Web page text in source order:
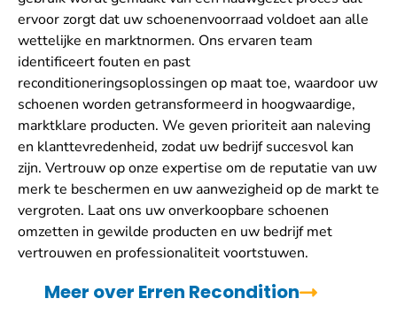
ervoor zorgt dat uw schoenenvoorraad voldoet aan alle
wettelijke en marktnormen. Ons ervaren team
identificeert fouten en past
reconditioneringsoplossingen op maat toe, waardoor uw
schoenen worden getransformeerd in hoogwaardige,
marktklare producten. We geven prioriteit aan naleving
en klanttevredenheid, zodat uw bedrijf succesvol kan
zijn. Vertrouw op onze expertise om de reputatie van uw
merk te beschermen en uw aanwezigheid op de markt te
vergroten. Laat ons uw onverkoopbare schoenen
omzetten in gewilde producten en uw bedrijf met
vertrouwen en professionaliteit voortstuwen.
Meer over Erren Recondition